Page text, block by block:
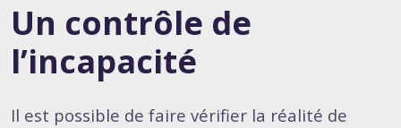
Un contrôle de
l’incapacité
Il est possible de faire vérifier la réalité de